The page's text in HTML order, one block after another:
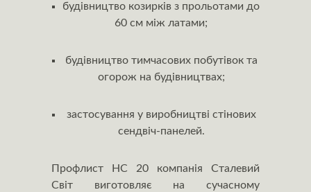
будівництво козирків з прольотами до
60 см між латами;
будівництво тимчасових побутівок та
огорож на будівництвах;
застосування у виробництві стінових
сендвіч-панелей.
Профлист НС 20 компанія Сталевий
Світ виготовляє на сучасному